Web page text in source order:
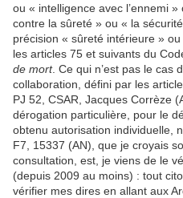
ou « intelligence avec l’ennemi
contre la sûreté » ou « la
précision « sûreté intérieure »
les articles 75 et suivants du
de mort. Ce qui n’est pas le cas
collaboration, défini par les
PJ 52, CSAR, Jacques Corrèze
dérogation particulière, pour le
obtenu autorisation individuelle,
F7, 15337 (AN), que je croyais
consultation, est, je viens de le
(depuis 2009 au moins) : tout
vérifier mes dires en allant aux